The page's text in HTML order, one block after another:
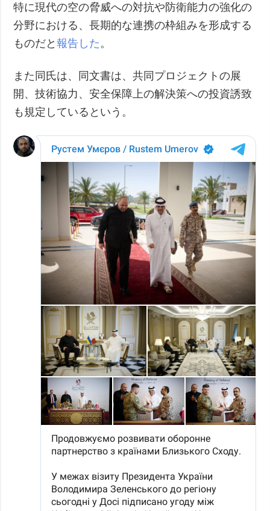
特に現代の空の脅威への対抗や防衛能力の強化の
分野における、長期的な連携の枠組みを形成する
ものだと報告した 。
また同氏は、同文書は、共同プロジェクトの展
開、技術協力、安全保障上の解決策への投資誘致
も規定しているという。